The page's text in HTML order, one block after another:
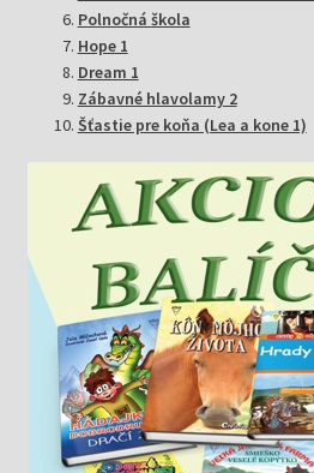
Polnočná škola
Hope 1
Dream 1
Zábavné hlavolamy 2
Šťastie pre koňa (Lea a kone 1)